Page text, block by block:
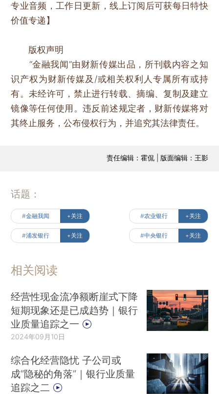
专业音频，工作日更新，线上订阅后可获每日特快
价值专递】
版权声明
“金融我闻”由财新传媒出品，所刊载内容之知
识产权为财新传媒及/或相关权利人专属所有或持
有。未经许可，禁止进行转载、摘编、复制及建立
镜像等任何使用。违反前述规定者，财新传媒将对
其终止服务，公布侵权行为，并追究其法律责任。
责任编辑：霍侃 | 版面编辑：王影
话题：
#金融我闻 +关注 #农业银行 +关注
#浦发银行 +关注 #中央银行 +关注
相关阅读
经营性现金流净额断崖式下降
短期现象还是已成趋势｜银行
业质量追踪之一
2024年09月10日
综合化经营隐忧 子公司或
成“隐秘的角落”｜银行业质量
追踪之二